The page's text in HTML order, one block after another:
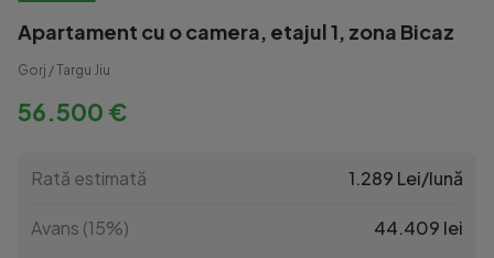
Apartament cu o camera, etajul 1, zona Bicaz
Gorj / Targu Jiu
56.500 €
Rată estimată 1.289 Lei/lună
Avans (15%) 44.409 lei